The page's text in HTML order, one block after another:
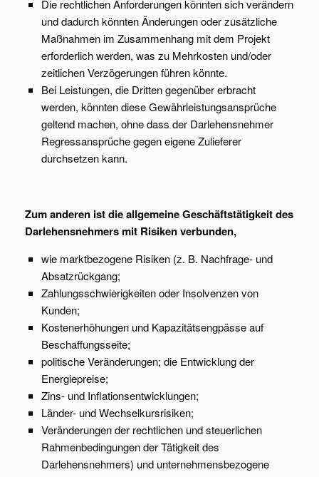
Die rechtlichen Anforderungen könnten sich verändern
und dadurch könnten Änderungen oder zusätzliche
Maßnahmen im Zusammenhang mit dem Projekt
erforderlich werden, was zu Mehrkosten und/oder
zeitlichen Verzögerungen führen könnte.
Bei Leistungen, die Dritten gegenüber erbracht
werden, könnten diese Gewährleistungsansprüche
geltend machen, ohne dass der Darlehensnehmer
Regressansprüche gegen eigene Zulieferer
durchsetzen kann.
Zum anderen ist die allgemeine Geschäftstätigkeit des
Darlehensnehmers mit Risiken verbunden,
wie marktbezogene Risiken (z. B. Nachfrage- und
Absatzrückgang;
Zahlungsschwierigkeiten oder Insolvenzen von
Kunden;
Kostenerhöhungen und Kapazitätsengpässe auf
Beschaffungsseite;
politische Veränderungen; die Entwicklung der
Energiepreise;
Zins- und Inflationsentwicklungen;
Länder- und Wechselkursrisiken;
Veränderungen der rechtlichen und steuerlichen
Rahmenbedingungen der Tätigkeit des
Darlehensnehmers) und unternehmensbezogene